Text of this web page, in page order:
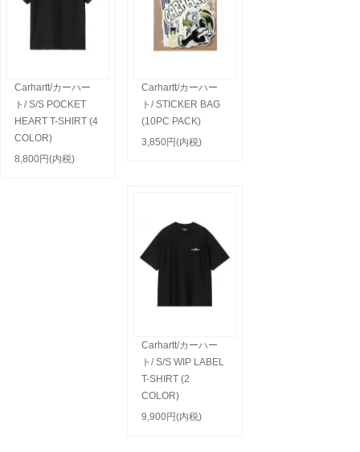
Carhartt/カーハー
ト/ S/S POCKET
HEART T-SHIRT (4
COLOR)
8,800円(内税)
Carhartt/カーハー
ト/ STICKER BAG
(10PC PACK)
3,850円(内税)
Carhartt/カーハー
ト/ S/S WIP LABEL
T-SHIRT (2
COLOR)
9,900円(内税)